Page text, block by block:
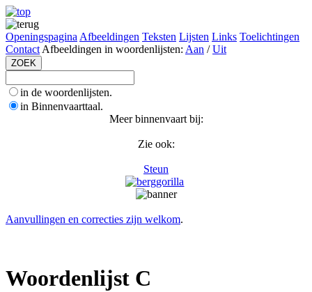
Openingspagina Afbeeldingen Teksten Lijsten Links Toelichtingen
Contact Afbeeldingen in woordenlijsten: Aan /Uit
in de woordenlijsten.
in Binnenvaarttaal.
Meer binnenvaart bij:
Zie ook:
Steun
Aanvullingen en correcties zijn welkom.
Woordenlijst C